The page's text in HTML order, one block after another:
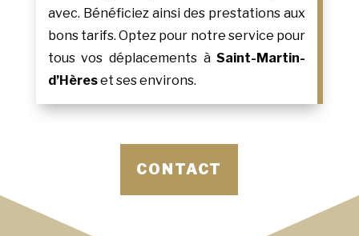
avec. Bénéficiez ainsi des prestations aux
bons tarifs. Optez pour notre service pour
tous vos déplacements àSaint-Martin-
d’Hèreset ses environs.
CONTACT